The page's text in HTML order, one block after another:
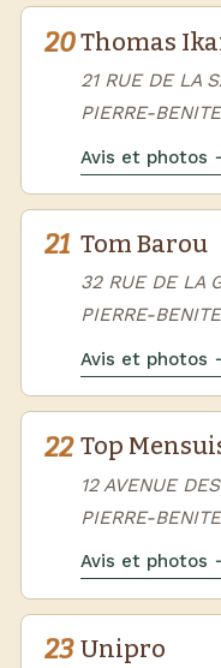
20Thomas
21 RUE DE LA
PIERRE-BENITE
Avis et photos
21 Tom Barou
32 RUE DE LA
PIERRE-BENITE
Avis et photos
22 Top
12 AVENUE
PIERRE-BENITE
Avis et photos
23 Unipro